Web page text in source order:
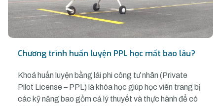
Chương trình huấn luyện PPL học mất bao lâu?
Khoá huấn luyện bằng lái phi công tư nhân (Private
Pilot License – PPL) là khóa học giúp học viên trang bị
các kỹ năng bao gồm cả lý thuyết và thực hành để có